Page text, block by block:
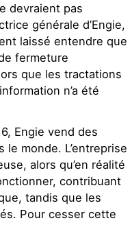
devraient pas
générale d’Engie,
laissé entendre que
fermeture
que les tractations
n’a été
Engie vend des
monde. L’entreprise
alors qu’en réalité
contribuant
tandis que les
Pour cesser cette